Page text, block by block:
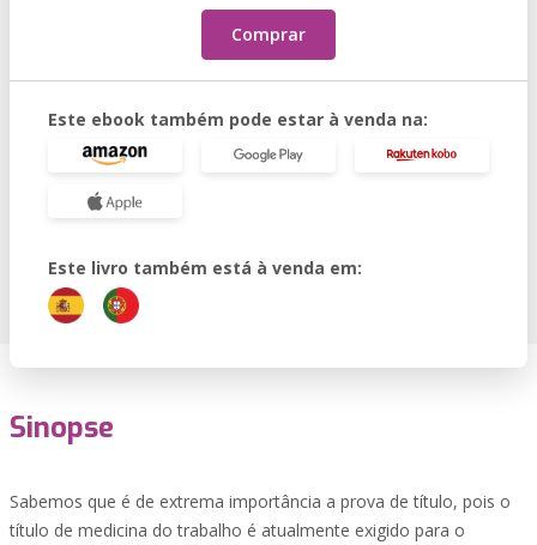
Comprar
Este ebook também pode estar à venda na:
Este livro também está à venda em:
Sinopse
Sabemos que é de extrema importância a prova de título, pois o
título de medicina do trabalho é atualmente exigido para o